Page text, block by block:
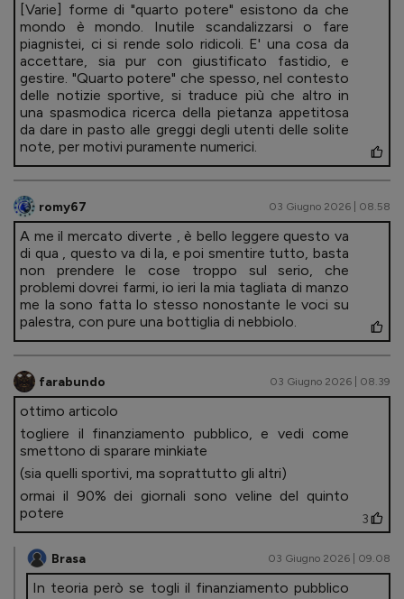
[Varie] forme di "quarto potere" esistono da che
mondo è mondo. Inutile scandalizzarsi o fare
piagnistei, ci si rende solo ridicoli. E' una cosa da
accettare, sia pur con giustificato fastidio, e
gestire. "Quarto potere" che spesso, nel contesto
delle notizie sportive, si traduce più che altro in
una spasmodica ricerca della pietanza appetitosa
da dare in pasto alle greggi degli utenti delle solite
note, per motivi puramente numerici.
romy67 03 Giugno 2026 | 08.58
A me il mercato diverte , è bello leggere questo va
di qua , questo va di la, e poi smentire tutto, basta
non prendere le cose troppo sul serio, che
problemi dovrei farmi, io ieri la mia tagliata di manzo
me la sono fatta lo stesso nonostante le voci su
palestra, con pure una bottiglia di nebbiolo.
farabundo 03 Giugno 2026 | 08.39
ottimo articolo
togliere il finanziamento pubblico, e vedi come
smettono di sparare minkiate
(sia quelli sportivi, ma soprattutto gli altri)
ormai il 90% dei giornali sono veline del quinto
potere
3
Brasa 03 Giugno 2026 | 09.08
In teoria però se togli il finanziamento pubblico